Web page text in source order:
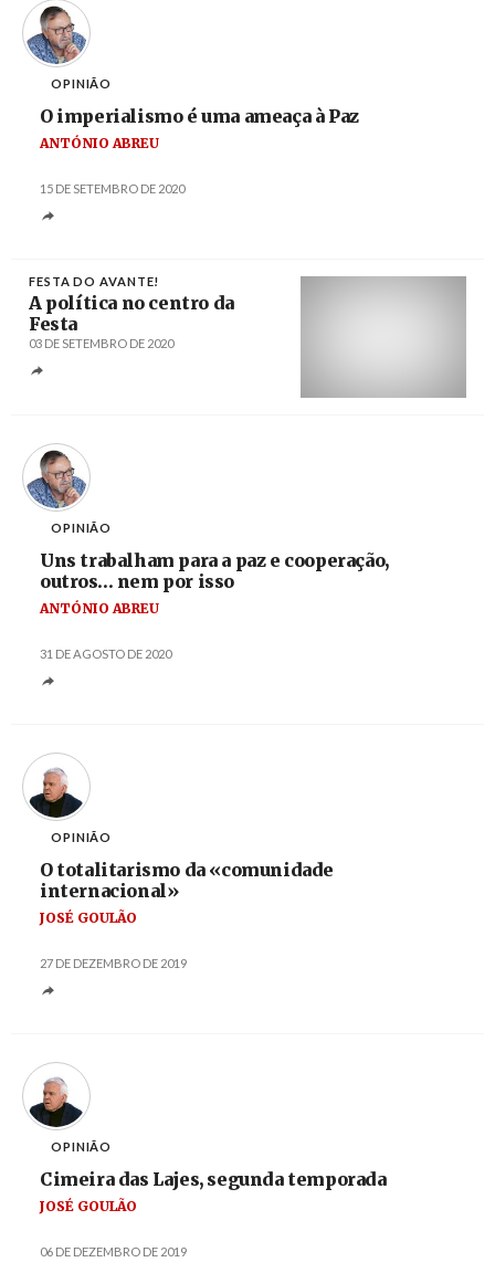
OPINIÃO
O imperialismo é uma ameaça à Paz
ANTÓNIO ABREU
15 DE SETEMBRO DE 2020
FESTA DO AVANTE!
A política no centro da
Festa
03 DE SETEMBRO DE 2020
OPINIÃO
Uns trabalham para a paz e cooperação,
outros… nem por isso
ANTÓNIO ABREU
31 DE AGOSTO DE 2020
OPINIÃO
O totalitarismo da «comunidade
internacional»
JOSÉ GOULÃO
27 DE DEZEMBRO DE 2019
OPINIÃO
Cimeira das Lajes, segunda temporada
JOSÉ GOULÃO
06 DE DEZEMBRO DE 2019